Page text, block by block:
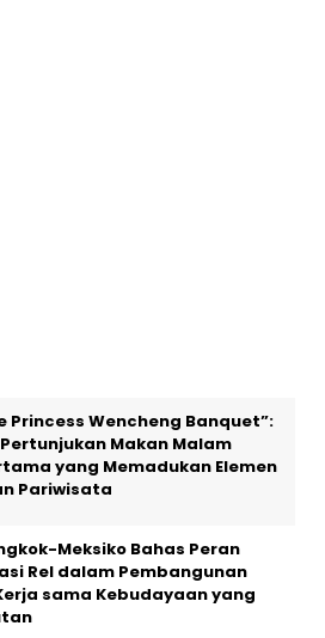
Princess Wencheng Banquet”:
Makan Malam
yang Memadukan Elemen
Pariwisata
Meksiko Bahas Peran
Rel dalam Pembangunan
sama Kebudayaan yang